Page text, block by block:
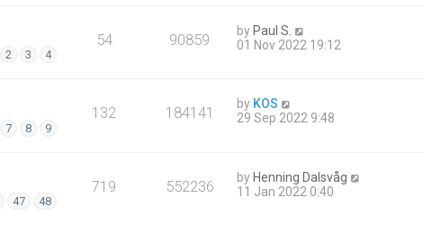
2 3 4
54 90859 by Paul S.
01 Nov 2022 19:12
7 8 9
132 184141 by KOS
29 Sep 2022 9:48
47 48
719 552236 by Henning Dalsvåg
11 Jan 2022 0:40